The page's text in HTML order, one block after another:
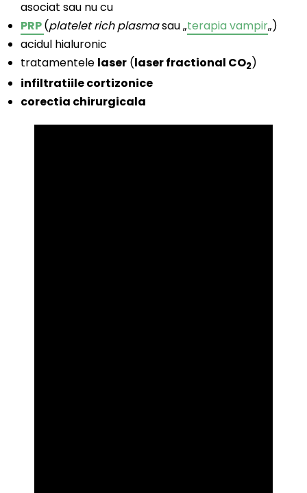
asociat sau nu cu
PRP(platelet rich plasmasau „terapia vampir„)
acidul hialuronic
tratamentele laser (laser fractional CO2)
infiltratiile cortizonice
corectia chirurgicala